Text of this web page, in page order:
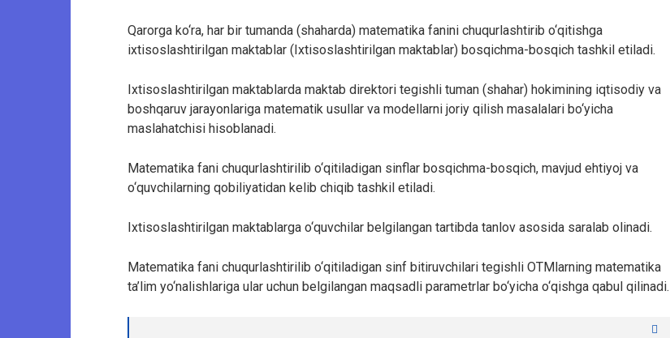
Qarorga ko‘ra, har bir tumanda (shaharda) matematika fanini chuqurlashtirib o‘qitishga
ixtisoslashtirilgan maktablar (Ixtisoslashtirilgan maktablar) bosqichma-bosqich tashkil etiladi.
Ixtisoslashtirilgan maktablarda maktab direktori tegishli tuman (shahar) hokimining iqtisodiy va
boshqaruv jarayonlariga matematik usullar va modellarni joriy qilish masalalari bo‘yicha
maslahatchisi hisoblanadi.
Matematika fani chuqurlashtirilib o‘qitiladigan sinflar bosqichma-bosqich, mavjud ehtiyoj va
o‘quvchilarning qobiliyatidan kelib chiqib tashkil etiladi.
Ixtisoslashtirilgan maktablarga o‘quvchilar belgilangan tartibda tanlov asosida saralab olinadi.
Matematika fani chuqurlashtirilib o‘qitiladigan sinf bitiruvchilari tegishli OTMlarning matematika
ta’lim yo‘nalishlariga ular uchun belgilangan maqsadli parametrlar bo‘yicha o‘qishga qabul qilinadi.